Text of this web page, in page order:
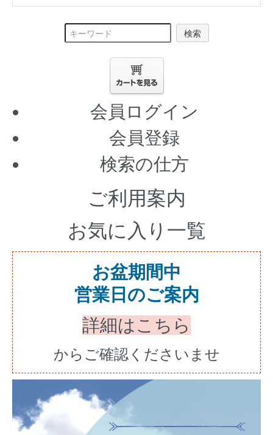
検索
会員ログイン
会員登録
検索の仕方
ご利用案内
お気に入り一覧
お盆期間中
営業日のご案内
詳細はこちら
からご確認くださいませ